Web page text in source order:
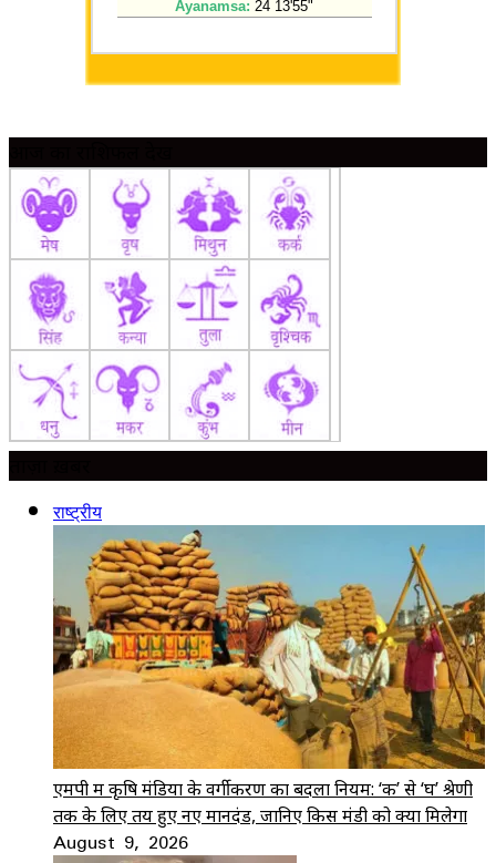
राष्ट्रीय
एमपी में कृषि मंडियों के वर्गीकरण का बदला नियम: ‘क’ से ‘घ’ श्रेणी
तक के लिए तय हुए नए मानदंड, जानिए किस मंडी को क्या मिलेगा
August 9, 2026